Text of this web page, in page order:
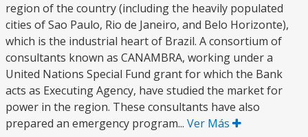
region of the country (including the heavily populated
cities of Sao Paulo, Rio de Janeiro, and Belo Horizonte),
which is the industrial heart of Brazil. A consortium of
consultants known as CANAMBRA, working under a
United Nations Special Fund grant for which the Bank
acts as Executing Agency, have studied the market for
power in the region. These consultants have also
prepared an emergency program... Ver Más